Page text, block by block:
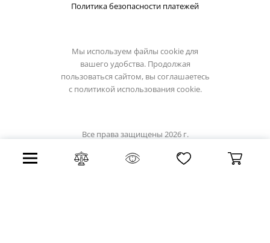
Политика безопасности платежей
Мы используем файлы cookie для
вашего удобства. Продолжая
пользоваться сайтом, вы соглашаетесь
с политикой использования cookie.
Все права защищены 2026 г.